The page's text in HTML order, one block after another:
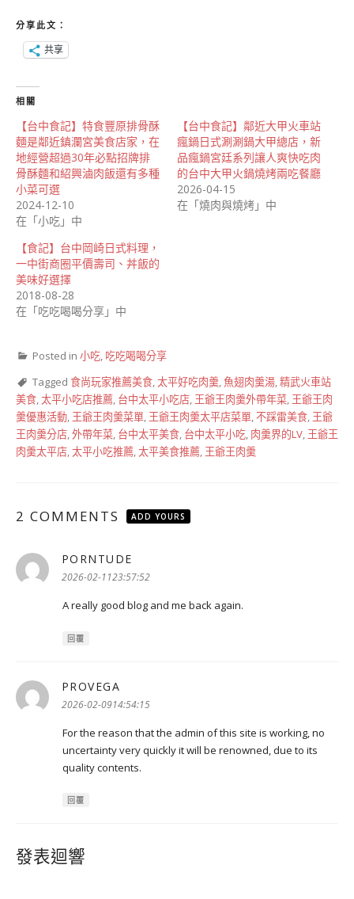
分享此文：
共享
相關
【台中食記】特食豐原排骨酥
麵是鄰近鎮瀾宮美食店家，在
地經營超過30年必點招牌排
骨酥麵和紹興滷肉飯還有多種
小菜可選
2024-12-10
在「小吃」中
【台中食記】鄰近大甲火車站
瘋鍋日式涮涮鍋大甲總店，新
品瘋鍋宮廷系列讓人爽快吃肉
的台中大甲火鍋燒烤兩吃餐廳
2026-04-15
在「燒肉與燒烤」中
【食記】台中岡崎日式料理，
一中街商圈平價壽司、丼飯的
美味好選擇
2018-08-28
在「吃吃喝喝分享」中
Posted in 小吃, 吃吃喝喝分享
Tagged 食尚玩家推薦美食,太平好吃肉羹, 魚翅肉羹湯,精武火車站
美食,太平小吃店推薦, 台中太平小吃店, 王爺王肉羹外帶年菜, 王爺王肉
羹優惠活動, 王爺王肉羹菜單, 王爺王肉羹太平店菜單,不踩雷美食, 王爺
王肉羹分店,外帶年菜, 台中太平美食, 台中太平小吃, 肉羹界的LV, 王爺王
肉羹太平店,太平小吃推薦,太平美食推薦, 王爺王肉羹
2 COMMENTS ADD YOURS
PORNTUDE
示:
2026-02-1123:57:52
A really good blog and me back again.
回覆
PROVEGA
示:
2026-02-0914:54:15
For the reason that the admin of this site is working, no
uncertainty very quickly it will be renowned, due to its
quality contents.
回覆
發表迴響